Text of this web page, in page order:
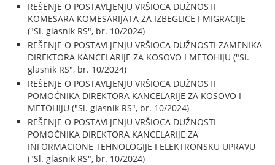
REŠENJE O POSTAVLJENJU VRŠIOCA DUŽNOSTI
KOMESARA KOMESARIJATA ZA IZBEGLICE I MIGRACIJE
("Sl. glasnik RS", br. 10/2024)
REŠENJE O POSTAVLJENJU VRŠIOCA DUŽNOSTI ZAMENIKA
DIREKTORA KANCELARIJE ZA KOSOVO I METOHIJU ("Sl.
glasnik RS", br. 10/2024)
REŠENJE O POSTAVLJENJU VRŠIOCA DUŽNOSTI
POMOĆNIKA DIREKTORA KANCELARIJE ZA KOSOVO I
METOHIJU ("Sl. glasnik RS", br. 10/2024)
REŠENJE O POSTAVLJENJU VRŠIOCA DUŽNOSTI
POMOĆNIKA DIREKTORA KANCELARIJE ZA
INFORMACIONE TEHNOLOGIJE I ELEKTRONSKU UPRAVU
("Sl. glasnik RS", br. 10/2024)